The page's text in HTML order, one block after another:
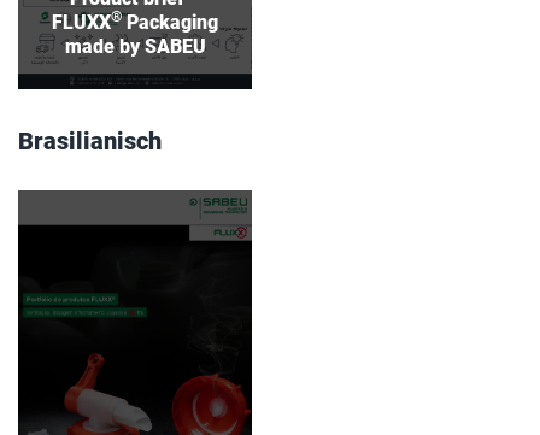
FLUXX®Packaging
made by SABEU
Brasilianisch
Catálogo de produtos –
FLUXX